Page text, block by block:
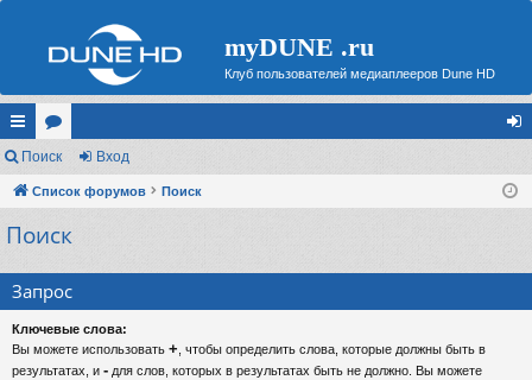
myDUNE .ru
Клуб пользователей медиаплееров Dune HD
с
ы
лк
ор
ум д
Поиск Вход
Список форумов Поиск
Поиск
Запрос
Ключевые слова:
Вы можете использовать + , чтобы определить слова, которые должны быть в
результатах, и - для слов, которых в результатах быть не должно. Вы можете